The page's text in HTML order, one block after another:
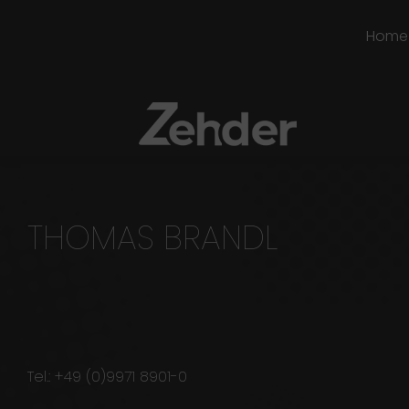
Home
THOMAS BRANDL
Tel.: +49 (0)9971 8901-0